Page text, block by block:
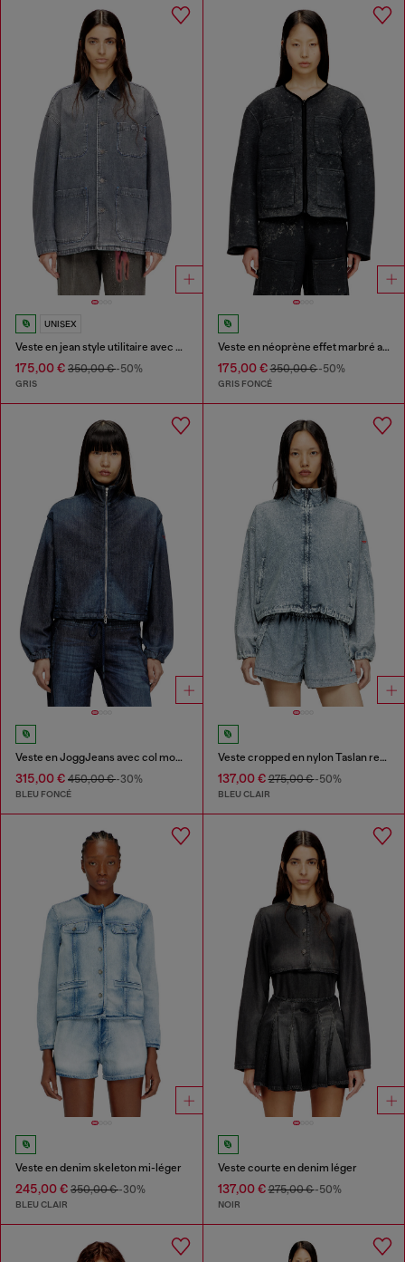
UNISEX
Veste en jean style utilitaire avec col contrastant
175,00 € 350,00 €-50%
GRIS
Veste en néoprène effet marbré avec poches
175,00 €350,00 €-50%
GRIS FONCÉ
Veste en JoggJeans avec col montant
315,00 € 450,00 €-30%
BLEU FONCÉ
Veste cropped en nylon Taslan recyclé
137,00 €275,00 €-50%
BLEU CLAIR
Veste en denim skeleton mi-léger
245,00 € 350,00 €-30%
BLEU CLAIR
Veste courte en denim léger
137,00 €275,00 €-50%
NOIR